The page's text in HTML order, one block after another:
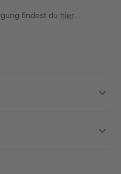
findest du hier.